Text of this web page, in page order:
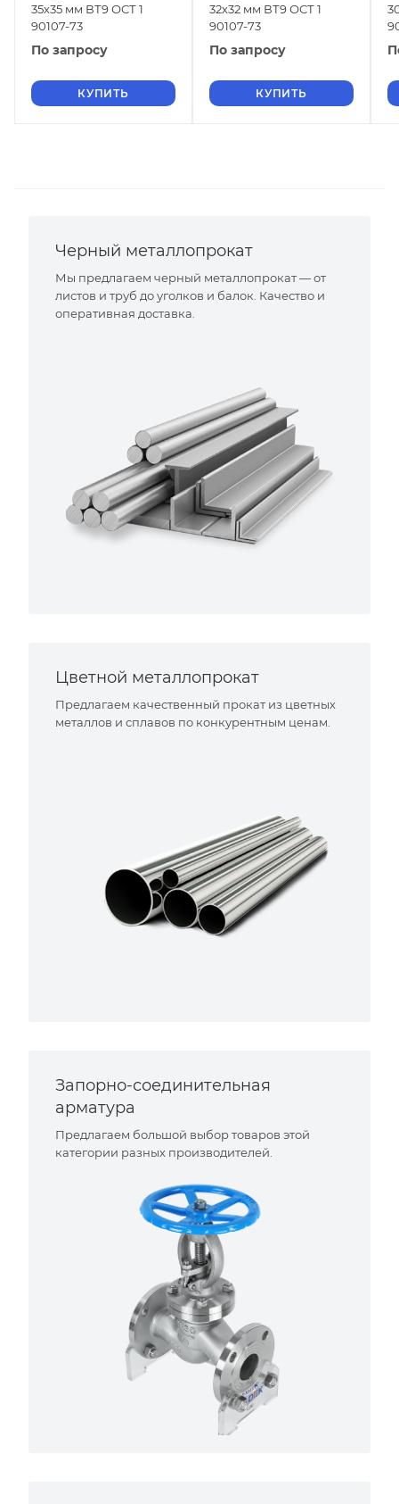
35х35 мм ВТ9 ОСТ 1
90107-73
По запросу
КУПИТЬ
32х32 мм ВТ9 ОСТ 1
90107-73
По запросу
КУПИТЬ
Черный металлопрокат
Мы предлагаем черный металлопрокат — от
листов и труб до уголков и балок. Качество и
оперативная доставка.
Цветной металлопрокат
Предлагаем качественный прокат из цветных
металлов и сплавов по конкурентным ценам.
Запорно-соединительная
арматура
Предлагаем большой выбор товаров этой
категории разных производителей.